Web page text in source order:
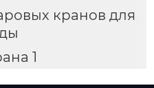
кранов для
1